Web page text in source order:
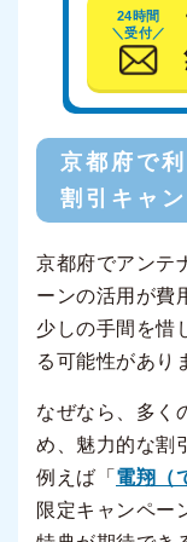
24時間
＼受付／
京都府で
割引キャ
京都府でアンテ
ーンの活用が費
少しの手間を惜
る可能性があり
なぜなら、多く
め、魅力的な割
例えば「 電翔（
限定キャンペー